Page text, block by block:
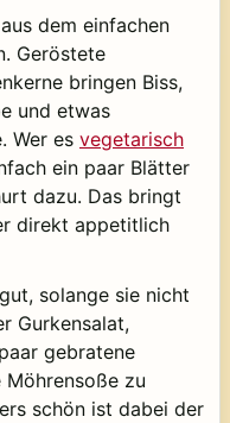
dem einfachen
Geröstete
bringen Biss,
und etwas
Wer es vegetarisch
ein paar Blätter
dazu. Das bringt
direkt appetitlich
solange sie nicht
Gurkensalat,
gebratene
zu
schön ist dabei der